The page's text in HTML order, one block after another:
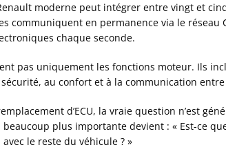
moderne peut intégrer entre vingt et
communiquent en permanence via le
chaque seconde.
pas uniquement les fonctions moteur. Ils
au confort et à la communication
d’ECU, la vraie question n’est
beaucoup plus importante devient : « Est-ce
le reste du véhicule ? »